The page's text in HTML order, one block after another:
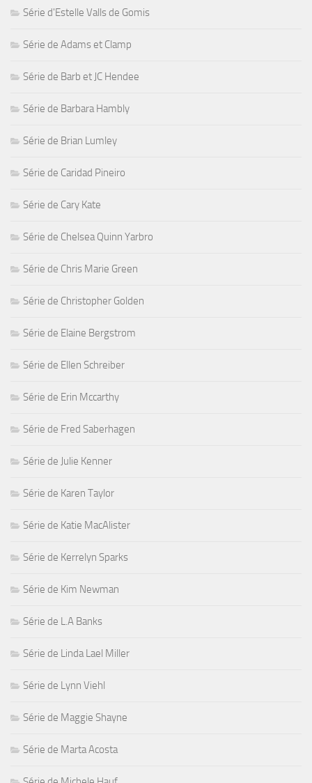
Série d'Estelle Valls de Gomis
Série de Adams et Clamp
Série de Barb et JC Hendee
Série de Barbara Hambly
Série de Brian Lumley
Série de Caridad Pineiro
Série de Cary Kate
Série de Chelsea Quinn Yarbro
Série de Chris Marie Green
Série de Christopher Golden
Série de Elaine Bergstrom
Série de Ellen Schreiber
Série de Erin Mccarthy
Série de Fred Saberhagen
Série de Julie Kenner
Série de Karen Taylor
Série de Katie MacAlister
Série de Kerrelyn Sparks
Série de Kim Newman
Série de L.A Banks
Série de Linda Lael Miller
Série de Lynn Viehl
Série de Maggie Shayne
Série de Marta Acosta